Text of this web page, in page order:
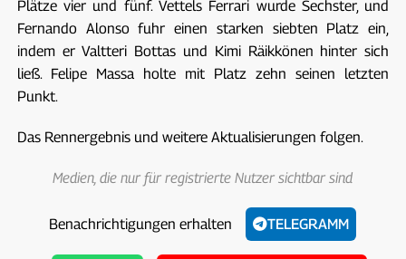
Plätze vier und fünf. Vettels Ferrari wurde Sechster, und
Fernando Alonso fuhr einen starken siebten Platz ein,
indem er Valtteri Bottas und Kimi Räikkönen hinter sich
ließ. Felipe Massa holte mit Platz zehn seinen letzten
Punkt.
Das Rennergebnis und weitere Aktualisierungen folgen.
Medien, die nur für registrierte Nutzer sichtbar sind
Benachrichtigungen erhalten TELEGRAMM